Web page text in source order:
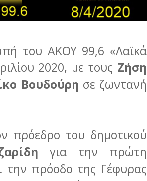
του ΑΚΟΥ 99,6 «Λαϊκά
2020, με τους Ζήση
Βουδούρη σε ζωντανή
πρόεδρο του δημοτικού
για την πρώτη
την πρόοδο της Γέφυρας